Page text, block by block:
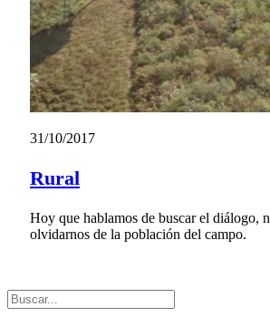
31/10/2017
Rural
Hoy que hablamos de buscar el diálogo,
olvidarnos de la población del campo.